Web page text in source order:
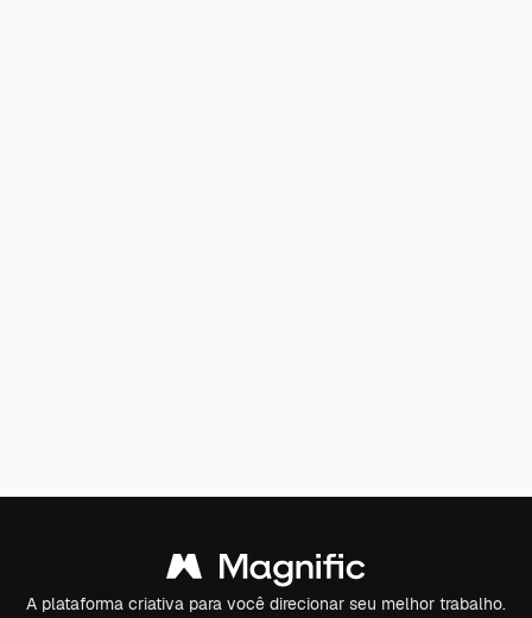
A plataforma criativa para você direcionar seu melhor trabalho.